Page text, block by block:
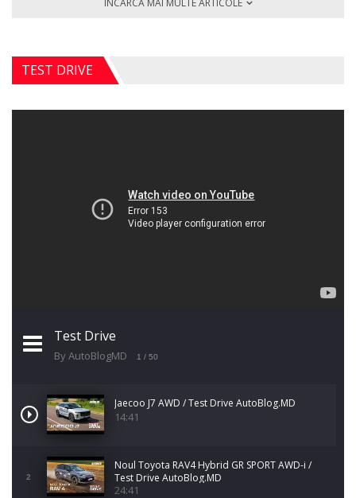
ÎNCARCĂ MAI MULTE ARTICOLE
TEST DRIVE
Test Drive
By AutoBlogMD 1 / 50
Jaecoo J7 AWD / Test Drive AutoBlog.MD
14:41
2
Noul Toyota RAV4 Hybrid GR SPORT AWD-i /
Test Drive AutoBlog.MD
24:41